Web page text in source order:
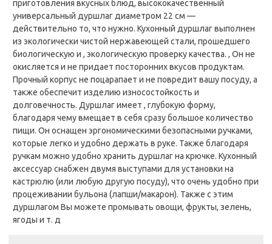
приготовления вкусных блюд, высококачественный
универсальный дуршлаг диаметром 22 см —
действительно то, что нужно. Кухонный дуршлаг выполнен
из экологически чистой нержавеющей стали, прошедшего
биологическую и , экологическую проверку качества. , Он не
окисляется и не придает посторонних вкусов продуктам.
Прочный корпус не поцарапает и не повредит вашу посуду, а
также обеспечит изделию износостойкость и
долговечность. Дуршлаг имеет , глубокую форму,
благодаря чему вмещает в себя сразу большое количество
пищи. Он оснащен эргономическими безопасными ручками,
которые легко и удобно держать в руке. Также благодаря
ручкам можно удобно хранить дуршлаг на крючке. Кухонный
аксессуар снабжен двумя выступами для установки на
кастрюлю (или любую другую посуду), что очень удобно при
процеживании бульона (лапши/макарон). Также с этим
дуршлагом Вы можете промывать овощи, фрукты, зелень,
ягоды и т. д